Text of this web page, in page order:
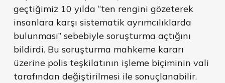
geçtiğimiz 10 yılda “ten rengini gözeterek
insanlara karşı sistematik ayrımcılıklarda
bulunması” sebebiyle soruşturma açtığını
bildirdi. Bu soruşturma mahkeme kararı
üzerine polis teşkilatının işleme biçiminin vali
tarafından değiştirilmesi ile sonuçlanabilir.